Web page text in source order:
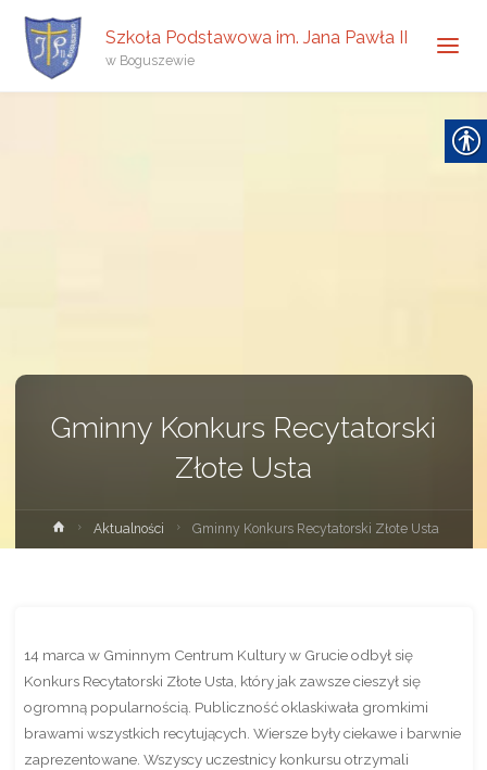
Szkoła Podstawowa im. Jana Pawła II
w Boguszewie
Gminny Konkurs Recytatorski
Złote Usta
Strona
główna
Aktualności Gminny Konkurs Recytatorski Złote Usta
14 marca w Gminnym Centrum Kultury w Grucie odbył się
Konkurs Recytatorski Złote Usta, który jak zawsze cieszył się
ogromną popularnością. Publiczność oklaskiwała gromkimi
brawami wszystkich recytujących. Wiersze były ciekawe i barwnie
zaprezentowane. Wszyscy uczestnicy konkursu otrzymali